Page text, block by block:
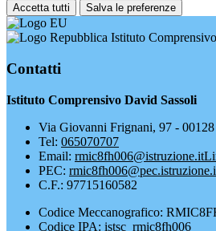
Accetta tutti Salva le preferenze
Istituto
Contatti
Istituto Comprensivo David Sassoli
Via Giovanni Frignani, 97 -
Tel: 065070707
Email: rmic8fh006@istruzione.it
PEC:
C.F.: 97715160582
Codice Meccanografico:
Codice IPA: istsc_rmic8fh006